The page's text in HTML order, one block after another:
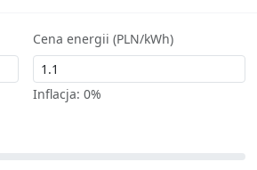
Cena energii (PLN/kWh)
Inflacja:0%